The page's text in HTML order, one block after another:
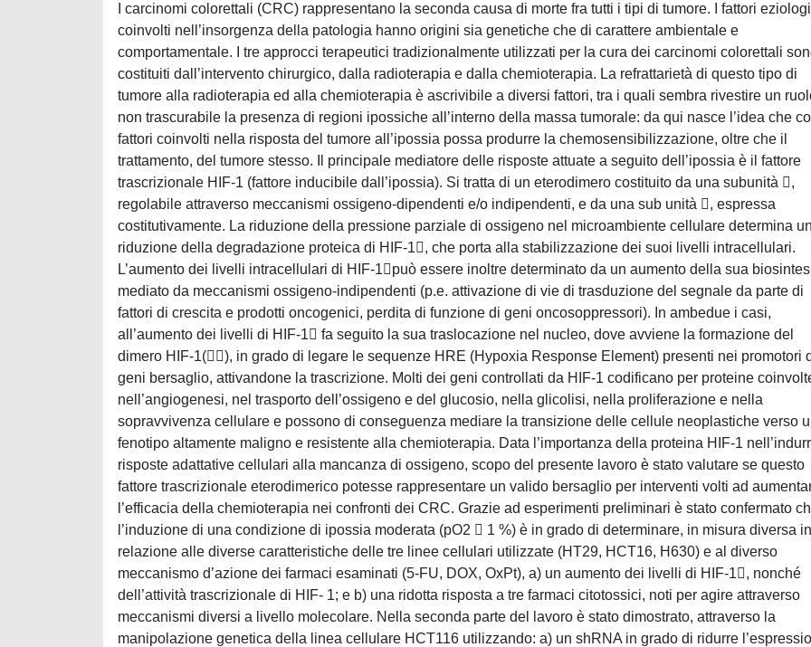
I carcinomi colorettali (CRC) rappresentano la seconda causa di morte fra tutti i tipi di tumore. I fattori
coinvolti nell’insorgenza della patologia hanno origini sia genetiche che di carattere ambientale e
comportamentale. I tre approcci terapeutici tradizionalmente utilizzati per la cura dei carcinomi colorettali
costituiti dall’intervento chirurgico, dalla radioterapia e dalla chemioterapia. La refrattarietà di questo tipo di
tumore alla radioterapia ed alla chemioterapia è ascrivibile a diversi fattori, tra i quali sembra rivestire un
non trascurabile la presenza di regioni ipossiche all’interno della massa tumorale: da qui nasce l’idea che
fattori coinvolti nella risposta del tumore all’ipossia possa produrre la chemosensibilizzazione, oltre che il
trattamento, del tumore stesso. Il principale mediatore delle risposte attuate a seguito dell’ipossia è il fattore
trascrizionale HIF-1 (fattore inducibile dall’ipossia). Si tratta di un eterodimero costituito da una subunità ,
regolabile attraverso meccanismi ossigeno-dipendenti e/o indipendenti, e da una sub unità , espressa
costitutivamente. La riduzione della pressione parziale di ossigeno nel microambiente cellulare determina
riduzione della degradazione proteica di HIF-1, che porta alla stabilizzazione dei suoi livelli intracellulari.
L’aumento dei livelli intracellulari di HIF-1può essere inoltre determinato da un aumento della sua
mediato da meccanismi ossigeno-indipendenti (p.e. attivazione di vie di trasduzione del segnale da parte di
fattori di crescita e prodotti oncogenici, perdita di funzione di geni oncosoppressori). In ambedue i casi,
all’aumento dei livelli di HIF-1 fa seguito la sua traslocazione nel nucleo, dove avviene la formazione del
dimero HIF-1(), in grado di legare le sequenze HRE (Hypoxia Response Element) presenti nei promotori
geni bersaglio, attivandone la trascrizione. Molti dei geni controllati da HIF-1 codificano per proteine
nell’angiogenesi, nel trasporto dell’ossigeno e del glucosio, nella glicolisi, nella proliferazione e nella
sopravvivenza cellulare e possono di conseguenza mediare la transizione delle cellule neoplastiche verso
fenotipo altamente maligno e resistente alla chemioterapia. Data l’importanza della proteina HIF-1
risposte adattative cellulari alla mancanza di ossigeno, scopo del presente lavoro è stato valutare se questo
fattore trascrizionale eterodimerico potesse rappresentare un valido bersaglio per interventi volti ad
l’efficacia della chemioterapia nei confronti dei CRC. Grazie ad esperimenti preliminari è stato confermato
l’induzione di una condizione di ipossia moderata (pO2  1 %) è in grado di determinare, in misura diversa in
relazione alle diverse caratteristiche delle tre linee cellulari utilizzate (HT29, HCT16, H630) e al diverso
meccanismo d’azione dei farmaci esaminati (5-FU, DOX, OxPt), a) un aumento dei livelli di HIF-1, nonché
dell’attività trascrizionale di HIF- 1; e b) una ridotta risposta a tre farmaci citotossici, noti per agire attraverso
meccanismi diversi a livello molecolare. Nella seconda parte del lavoro è stato dimostrato, attraverso la
manipolazione genetica della linea cellulare HCT116 utilizzando: a) un shRNA in grado di ridurre